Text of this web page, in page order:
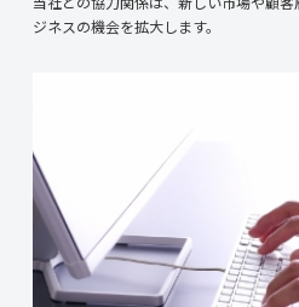
ジネスの機会を拡大します。